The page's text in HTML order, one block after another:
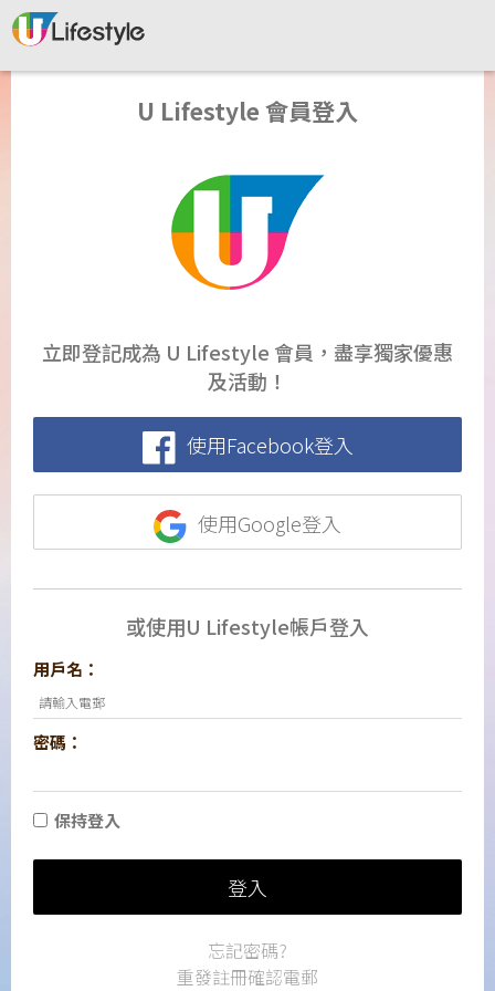
U Lifestyle 會員登入
立即登記成為 U Lifestyle 會員，盡享獨家優惠
及活動！
使用Facebook登入
使用Google登入
或使用U Lifestyle帳戶登入
用戶名：
密碼：
保持登入
登入
忘記密碼?
重發註冊確認電郵